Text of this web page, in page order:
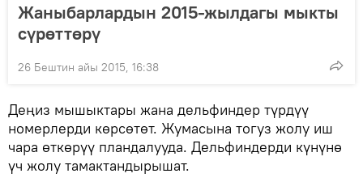
Жаныбарлардын 2015-жылдагы мыкты
сүрөттөрү
26 Бештин айы 2015, 16:38
Деңиз мышыктары жана дельфиндер түрдүү
номерлерди көрсөтөт. Жумасына тогуз жолу иш
чара өткөрүү пландалууда. Дельфиндерди күнүнө
үч жолу тамактандырышат.